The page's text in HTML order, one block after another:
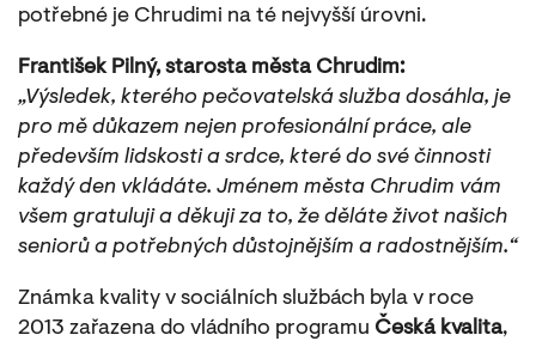
potřebné je Chrudimi na té nejvyšší úrovni.
František Pilný, starosta města Chrudim:
„Výsledek, kterého pečovatelská služba dosáhla, je
pro mě důkazem nejen profesionální práce, ale
především lidskosti a srdce, které do své činnosti
každý den vkládáte. Jménem města Chrudim vám
všem gratuluji a děkuji za to, že děláte život našich
seniorů a potřebných důstojnějším a radostnějším.“
Známka kvality v sociálních službách byla v roce
2013 zařazena do vládního programu Česká kvalita,